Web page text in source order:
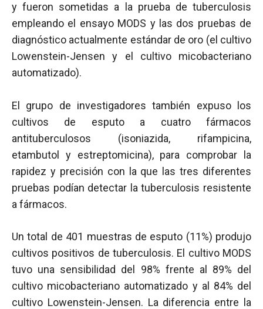
y fueron sometidas a la prueba de tuberculosis
empleando el ensayo MODS y las dos pruebas de
diagnóstico actualmente estándar de oro (el cultivo
Lowenstein-Jensen y el cultivo micobacteriano
automatizado).
El grupo de investigadores también expuso los
cultivos de esputo a cuatro fármacos
antituberculosos (isoniazida, rifampicina,
etambutol y estreptomicina), para comprobar la
rapidez y precisión con la que las tres diferentes
pruebas podían detectar la tuberculosis resistente
a fármacos.
Un total de 401 muestras de esputo (11%) produjo
cultivos positivos de tuberculosis. El cultivo MODS
tuvo una sensibilidad del 98% frente al 89% del
cultivo micobacteriano automatizado y al 84% del
cultivo Lowenstein-Jensen. La diferencia entre la